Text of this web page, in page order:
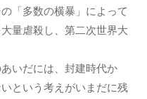
「多数の横暴」によって
量虐殺し、第二次世界大
いだには、封建時代か
という考えがいまだに残